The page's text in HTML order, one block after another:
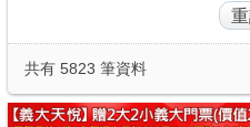
APP下載
共有 5823 筆資料